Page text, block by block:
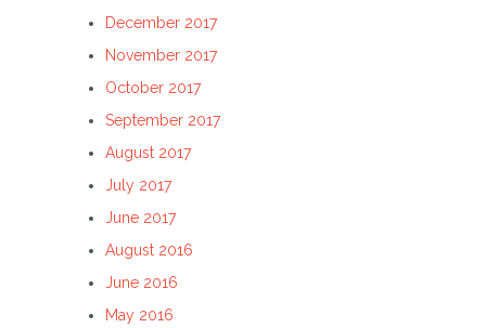
December 2017
November 2017
October 2017
September 2017
August 2017
July 2017
June 2017
August 2016
June 2016
May 2016